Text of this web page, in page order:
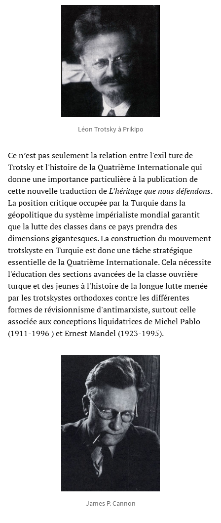
Léon Trotsky à Prikipo
Ce n’est pas seulement la relation entre l'exil turc de
Trotsky et l'histoire de la Quatrième Internationale qui
donne une importance particulière à la publication de
cette nouvelle traduction deL’héritage que nous défendons.
La position critique occupée par la Turquie dans la
géopolitique du système impérialiste mondial garantit
que la lutte des classes dans ce pays prendra des
dimensions gigantesques. La construction du mouvement
trotskyste en Turquie est donc une tâche stratégique
essentielle de la Quatrième Internationale. Cela nécessite
l'éducation des sections avancées de la classe ouvrière
turque et des jeunes à l'histoire de la longue lutte menée
par les trotskystes orthodoxes contre les différentes
formes de révisionnisme d'antimarxiste, surtout celle
associée aux conceptions liquidatrices de Michel Pablo
(1911-1996 ) et Ernest Mandel (1923-1995).
James P. Cannon